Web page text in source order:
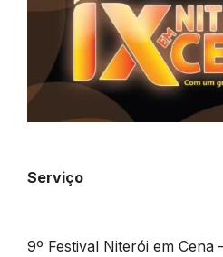
Serviço
9º Festival Niterói em Cena